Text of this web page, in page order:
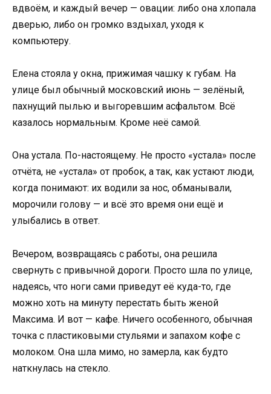
вдвоём, и каждый вечер — овации: либо она хлопала
дверью, либо он громко вздыхал, уходя к
компьютеру.
Елена стояла у окна, прижимая чашку к губам. На
улице был обычный московский июнь — зелёный,
пахнущий пылью и выгоревшим асфальтом. Всё
казалось нормальным. Кроме неё самой.
Она устала. По-настоящему. Не просто «устала» после
отчёта, не «устала» от пробок, а так, как устают люди,
когда понимают: их водили за нос, обманывали,
морочили голову — и всё это время они ещё и
улыбались в ответ.
Вечером, возвращаясь с работы, она решила
свернуть с привычной дороги. Просто шла по улице,
надеясь, что ноги сами приведут её куда-то, где
можно хоть на минуту перестать быть женой
Максима. И вот — кафе. Ничего особенного, обычная
точка с пластиковыми стульями и запахом кофе с
молоком. Она шла мимо, но замерла, как будто
наткнулась на стекло.